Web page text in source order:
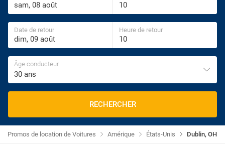
Date de retour Heure de retour
Âge conducteur
30 ans
RECHERCHER
Dublin, OH
États-Unis
Amérique
Promos de location de Voitures